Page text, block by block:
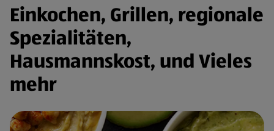
Einkochen, Grillen, regionale
Spezialitäten,
Hausmannskost, und Vieles
mehr